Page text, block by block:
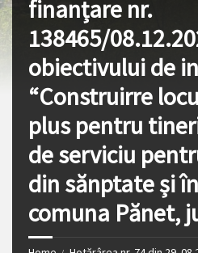
finanțare nr.
138465/
obiectivului de
“Construirre
plus pentru
de serviciu
din sănptate și
comuna Pănet,